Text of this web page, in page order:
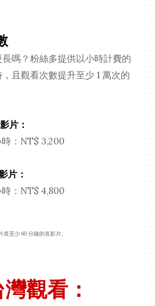
嗎？粉絲多提供以小時計費的
且觀看次數提升至少 1 萬次的
片：
時：NT$ 3,200
片：
時：NT$ 4,800
至少 60 分鐘的長影片。
觀看：